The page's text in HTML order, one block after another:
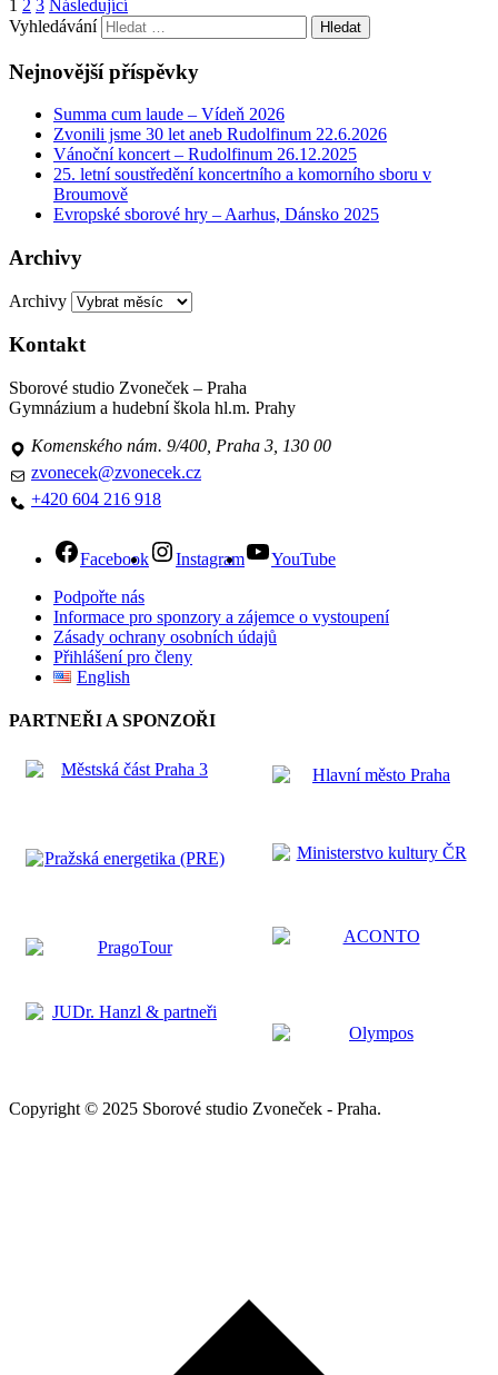
1 2 3 Následující
Vyhledávání
Nejnovější příspěvky
Summa cum laude – Vídeň 2026
Zvonili jsme 30 let aneb Rudolfinum 22.6.2026
Vánoční koncert – Rudolfinum 26.12.2025
25. letní soustředění koncertního a komorního sboru v
Broumově
Evropské sborové hry – Aarhus, Dánsko 2025
Archivy
Archivy
Kontakt
Sborové studio Zvoneček – Praha
Gymnázium a hudební škola hl.m. Prahy
Komenského nám. 9/400, Praha 3, 130 00
zvonecek@zvonecek.cz
+420 604 216 918
Facebook Instagram
YouTube
Podpořte nás
Informace pro sponzory a zájemce o vystoupení
Zásady ochrany osobních údajů
Přihlášení pro členy
English
PARTNEŘI A SPONZOŘI
Copyright © 2025 Sborové studio Zvoneček - Praha.